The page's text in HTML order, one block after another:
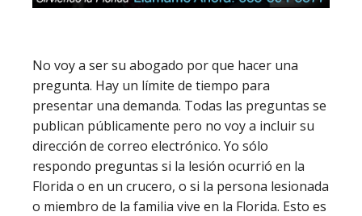
No voy a ser su abogado por que hacer una
pregunta. Hay un límite de tiempo para
presentar una demanda. Todas las preguntas se
publican públicamente pero no voy a incluir su
dirección de correo electrónico. Yo sólo
respondo preguntas si la lesión ocurrió en la
Florida o en un crucero, o si la persona lesionada
o miembro de la familia vive en la Florida. Esto es